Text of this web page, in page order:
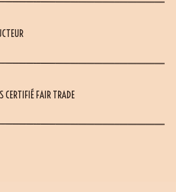
CERTIFIÉ FAIR TRADE